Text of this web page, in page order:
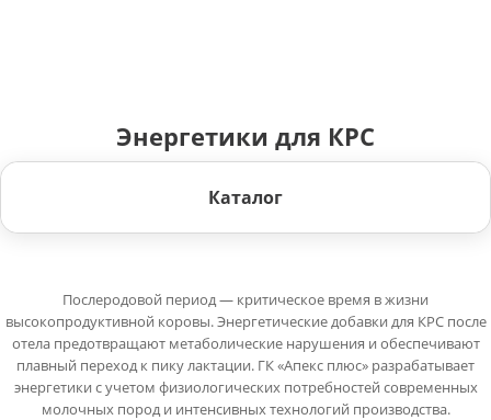
Энергетики для КРС
Каталог
Послеродовой период — критическое время в жизни
высокопродуктивной коровы. Энергетические добавки для КРС после
отела предотвращают метаболические нарушения и обеспечивают
плавный переход к пику лактации. ГК «Апекс плюс» разрабатывает
энергетики с учетом физиологических потребностей современных
молочных пород и интенсивных технологий производства.